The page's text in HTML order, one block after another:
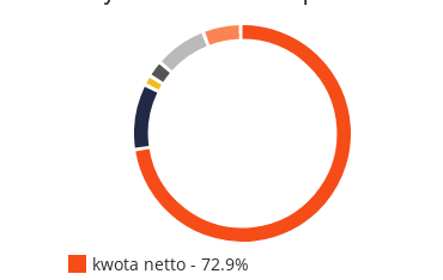
kwota netto - 72.9%